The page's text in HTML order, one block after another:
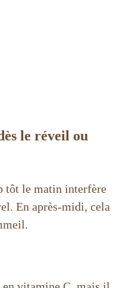
le réveil ou
tôt le matin interfère
En après-midi, cela